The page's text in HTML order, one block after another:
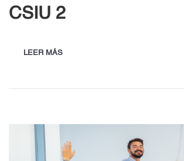
CSIU 2
LEER MÁS